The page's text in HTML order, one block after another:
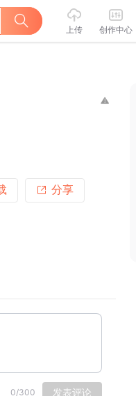
上传 创作中心
分享
0/300 发表评论